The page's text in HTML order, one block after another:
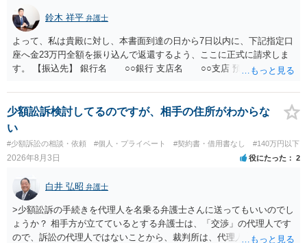
鈴木 祥平 弁護士
よって、私は貴殿に対し、本書面到達の日から7日以内に、下記指定口
座へ金23万円全額を振り込んで返還するよう、ここに正式に請求しま
す。 【振込先】 銀行名 ○○銀行 支店名 ○○支店 預金種別 普通
されない場合には、貴殿には任意に返金する意思がないものと判断
し、やむを得ず、返還金23万円及びこれに対する遅延損害金の支払い
を求める民事訴訟、支払督促その他必要な法的手続を直ちに講じま
いても併せて請求する予定ですので、あらかじめ申し添えます。 本件
は、貴殿自らが契約を解約したことによって生じた返還義務の履行を
求めるものにすぎません。貴殿の仕入先との取引関係や返金時期など
の内部事情は、私に対する返還義務の発生や履行時期には何ら影響を
及ぼすものではありません。 これ以上、本件の解決を不必要に遅延さ
せることなく、誠意をもって速やかに返金手続を履行されるよう、強
く求めます。 以上
少額訟訴検討してるのですが、相手の住所がわからな
い
#少額訴訟の相談・依頼 #個人・プライベート #契約書・借用書なし #140万円以下
2026年8月3日 役にたった 2
白井 弘昭 弁護士
>少額訟訴の手続きを代理人を名乗る弁護士さんに送ってもいいのでし
ょうか？ 相手方が立てているとする弁護士は、「交渉」の代理人です
ので、訴訟の代理人ではないことから、裁判所は、代理人宛ての訴状